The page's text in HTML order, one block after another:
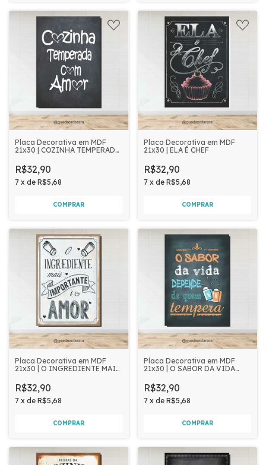
Placa Decorativa em MDF
21x30 | COZINHA TEMPERADA
R$32,90
7 x de R$5,68
Placa Decorativa em MDF
21x30 | ELA É CHEF
R$32,90
7 x de R$5,68
Placa Decorativa em MDF
21x30 | O INGREDIENTE MAIS
R$32,90
7 x de R$5,68
Placa Decorativa em MDF
21x30 | O SABOR DA VIDA
R$32,90
7 x de R$5,68